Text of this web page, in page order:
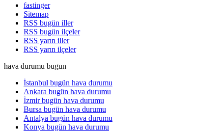
fastinger
Sitemap
RSS bugün iller
RSS bugün ilçeler
RSS yarın iller
RSS yarın ilçeler
hava durumu bugun
İstanbul bugün hava durumu
Ankara bugün hava durumu
İzmir bugün hava durumu
Bursa bugün hava durumu
Antalya bugün hava durumu
Konya bugün hava durumu